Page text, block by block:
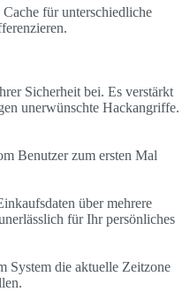
für unterschiedliche
Sicherheit bei. Es verstärkt
unerwünschte Hackangriffe.
Benutzer zum ersten Mal
über mehrere
für Ihr persönliches
System die aktuelle Zeitzone